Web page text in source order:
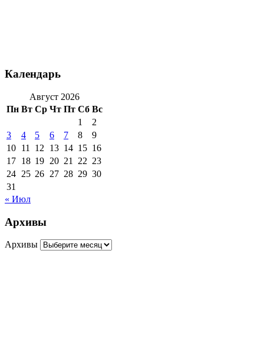
Календарь
Август 2026
Пн Вт Ср Чт Пт Сб Вс
1
2
3
4 5 6 7 8
9
10 11 12 13 14 15 16
17 18 19 20 21 22 23
24 25 26 27 28 29 30
31
« Июл
Архивы
Архивы